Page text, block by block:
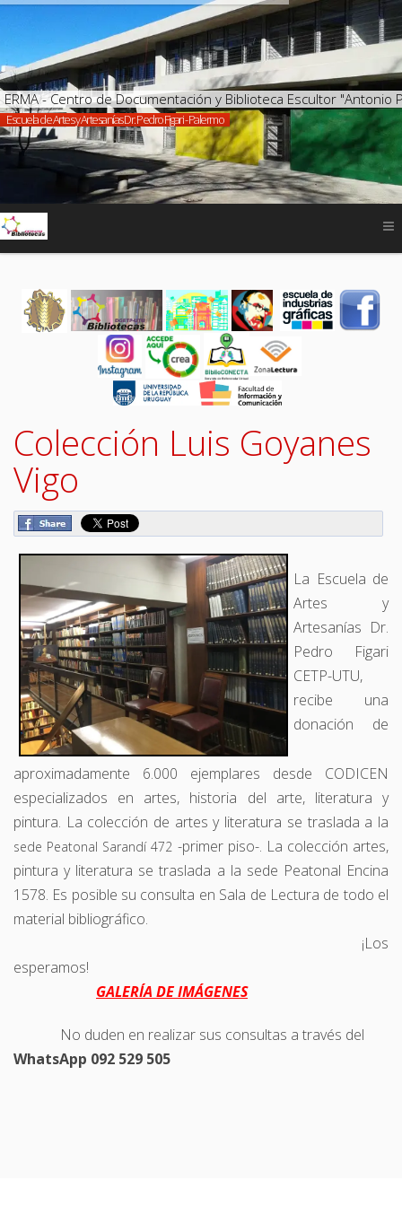
ERMA - Centro de Documentación y Biblioteca Escultor "Antonio
Escuela de Artes y Artesanías Dr. Pedro Figari - Palermo
Colección Luis Goyanes
Vigo
La Escuela de
Artes y
Artesanías Dr.
Pedro Figari
CETP-UTU,
recibe una
donación de
aproximadamente 6.000 ejemplares desde CODICEN
especializados en artes, historia del arte, literatura y
pintura. La colección de artes y literatura se traslada a la
sede Peatonal Sarandí 472 -primer piso-. La colección artes,
pintura y literatura se traslada a la sede Peatonal Encina
1578. Es posible su consulta en Sala de Lectura de todo el
material bibliográfico.
¡Los
esperamos!
GALERÍA DE IMÁGENES
No duden en realizar sus consultas a través del
WhatsApp 092 529 505